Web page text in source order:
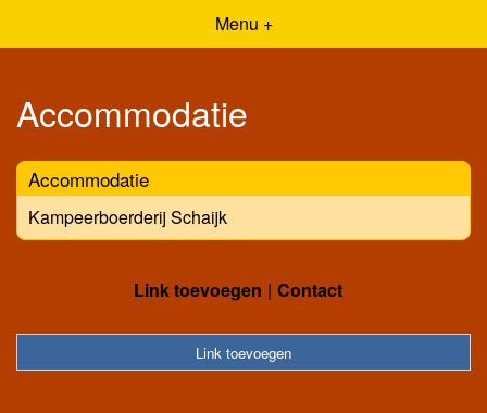
Menu +
Accommodatie
Accommodatie
Kampeerboerderij Schaijk
Link toevoegen Contact
Link toevoegen